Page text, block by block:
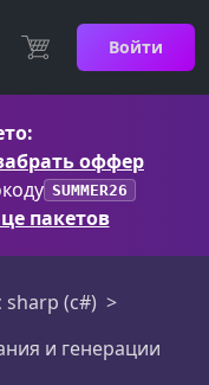
Войти
оффер
SUMMER26
пакетов
sharp (c#)
и генерации